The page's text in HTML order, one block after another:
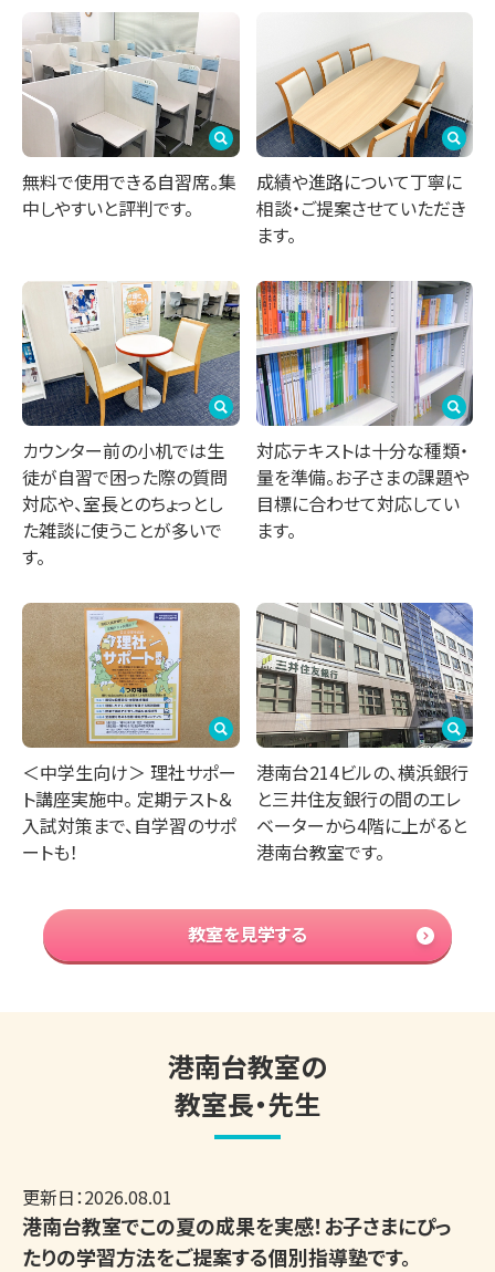
無料で使用できる自習席。集
中しやすいと評判です。
成績や進路について丁寧に
相談・ご提案させていただき
ます。
カウンター前の小机では生
徒が自習で困った際の質問
対応や、室長とのちょっとし
た雑談に使うことが多いで
す。
対応テキストは十分な種類・
量を準備。お子さまの課題や
目標に合わせて対応してい
ます。
＜中学生向け＞ 理社サポー
ト講座実施中。 定期テスト＆
入試対策まで、自学習のサポ
ートも！
港南台214ビルの、横浜銀行
と三井住友銀行の間のエレ
ベーターから4階に上がると
港南台教室です。
教室を見学する
港南台教室の
教室長・先生
更新日：2026.08.01
港南台教室でこの夏の成果を実感！お子さまにぴっ
たりの学習方法をご提案する個別指導塾です。